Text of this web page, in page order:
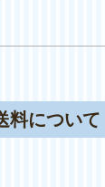
料について